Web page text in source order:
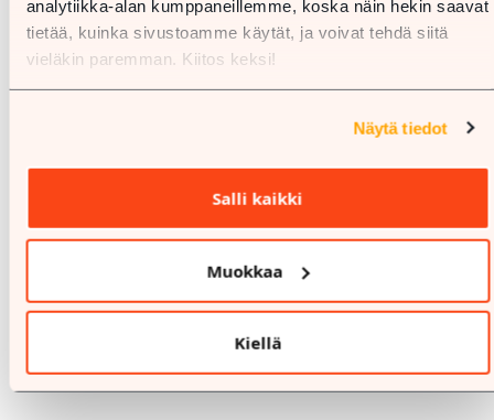
analytiikka-alan kumppaneillemme, koska näin hekin saavat
tietää, kuinka sivustoamme käytät, ja voivat tehdä siitä
vieläkin paremman. Kiitos keksi!
Näytä tiedot
Salli kaikki
Muokkaa
Kiellä